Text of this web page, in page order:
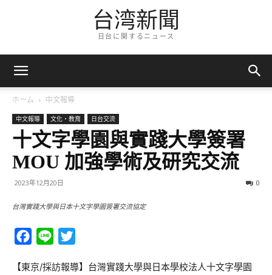
台湾新聞
日台に関するニュース
ホーム 中文報導
中文報導 文化・教育 日台交流
十文字學園與實踐大學簽署
MOU 加強學術及研究交流
2023年12月20日 0
台灣實踐大學與日本十文字學園簽署交流協定
Facebook
Line
【東京/採訪報導】台灣實踐大學與日本學校法人十文字學園